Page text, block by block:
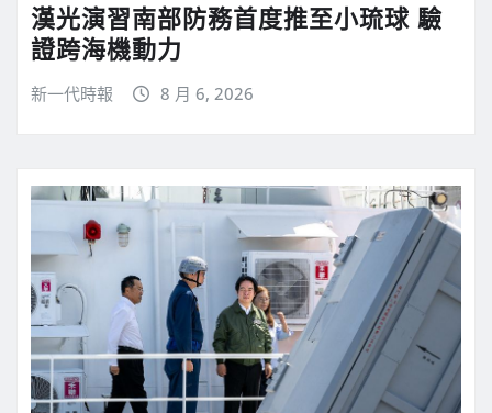
漢光演習南部防務首度推至小琉球 驗
證跨海機動力
新一代時報 8 月 6, 2026